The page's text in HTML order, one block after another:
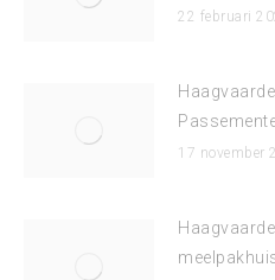
22 februari
17 november